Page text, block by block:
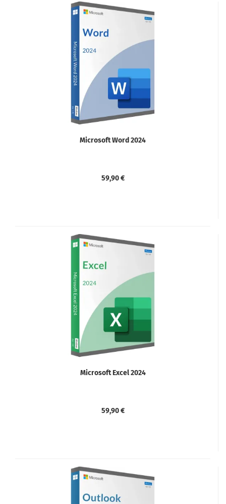
Microsoft Word 2024
59,90 €
Microsoft Excel 2024
59,90 €